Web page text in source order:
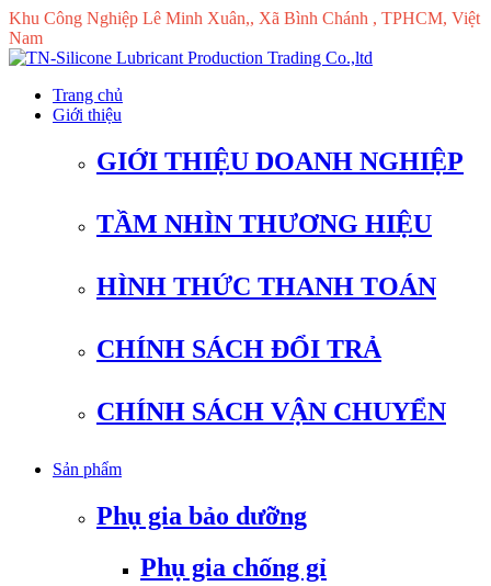
Khu Công Nghiệp Lê Minh Xuân,, Xã Bình Chánh , TPHCM, Việt
Nam
Trang chủ
Giới thiệu
GIỚI THIỆU DOANH NGHIỆP
TẦM NHÌN THƯƠNG HIỆU
HÌNH THỨC THANH TOÁN
CHÍNH SÁCH ĐỔI TRẢ
CHÍNH SÁCH VẬN CHUYỂN
Sản phẩm
Phụ gia bảo dưỡng
Phụ gia chống gỉ